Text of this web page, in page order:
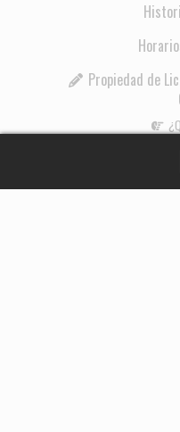
Propiedad de